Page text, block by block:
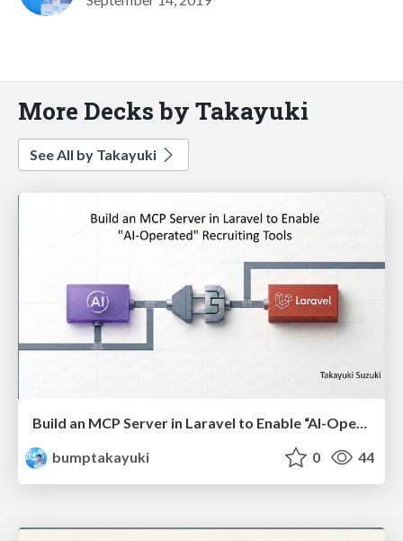
More Decks by Takayuki
See All by Takayuki
Build an MCP Server in Laravel to Enable “AI-Operated” Recruiting Tools(English)
bumptakayuki
0 44